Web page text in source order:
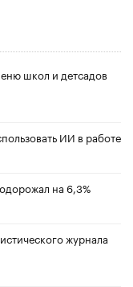
школ и детсадов
ИИ в работе
на 6,3%
журнала